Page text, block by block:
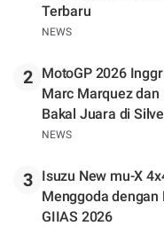
Terbaru
NEWS
2
MotoGP 2026
Marc Marquez dan
Bakal
NEWS
3
Isuzu New mu-X
Menggoda dengan
GIIAS 2026